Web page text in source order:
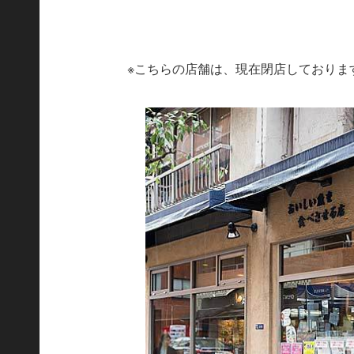
※こちらの店舗は、現在閉店しておりま